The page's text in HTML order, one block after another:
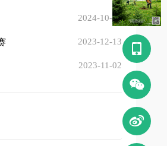
2024-10-16
2023-12-13
2023-11-02
󰀿
󰄆
